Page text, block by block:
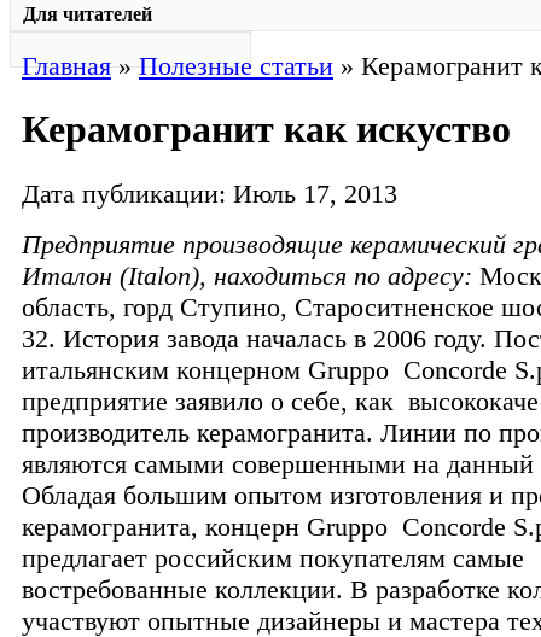
Для читателей
Главная»Полезные статьи » Керамогранит
Керамогранит как искуство
Дата публикации: Июль 17, 2013
Предприятие производящие керамический
Италон (Italon), находиться по адресу:
область, горд Ступино, Староситненское
32. История завода началась в 2006 году.
итальянским концерном Gruppo Concorde
предприятие заявило о себе, как
производитель керамогранита. Линии по
являются самыми совершенными на данный
Обладая большим опытом изготовления и
керамогранита, концерн Gruppo Concorde
предлагает российским покупателям самые
востребованные коллекции. В разработке
участвуют опытные дизайнеры и мастера